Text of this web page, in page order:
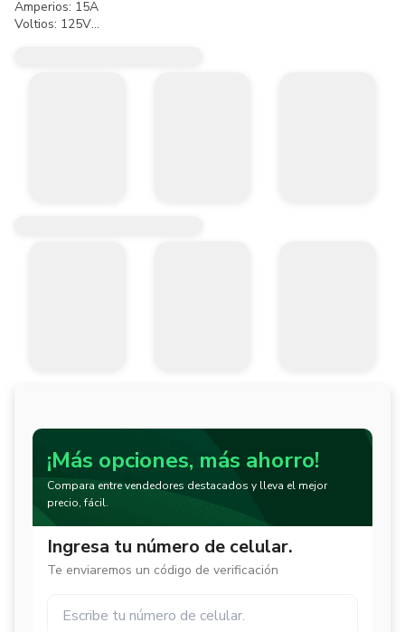
Amperios: 15A
Voltios: 125V
¡Más opciones, más ahorro!
Compara entre vendedores destacados y lleva el mejor
precio, fácil.
Ingresa tu número de celular.
Te enviaremos un código de verificación